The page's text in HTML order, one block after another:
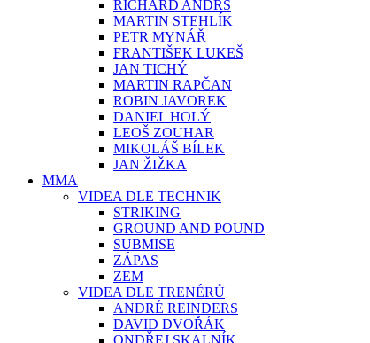
RICHARD ANDRŠ
MARTIN STEHLÍK
PETR MYNÁŘ
FRANTIŠEK LUKEŠ
JAN TICHÝ
MARTIN RAPČAN
ROBIN JAVOREK
DANIEL HOLÝ
LEOŠ ZOUHAR
MIKOLÁŠ BÍLEK
JAN ŽIŽKA
MMA
VIDEA DLE TECHNIK
STRIKING
GROUND AND POUND
SUBMISE
ZÁPAS
ZEM
VIDEA DLE TRENÉRŮ
ANDRÉ REINDERS
DAVID DVOŘÁK
ONDŘEJ SKALNÍK